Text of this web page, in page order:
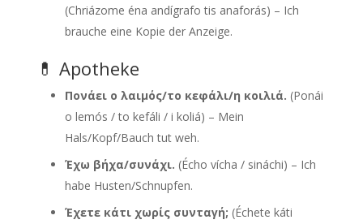
(Chriázome éna andígrafo tis anaforás) – Ich
brauche eine Kopie der Anzeige.
💊 Apotheke
Πονάει ο λαιμός/το κεφάλι/η κοιλιά. (Ponái
o lemós / to kefáli / i koliá) – Mein
Hals/Kopf/Bauch tut weh.
Έχω βήχα/συνάχι. (Écho vícha / sináchi) – Ich
habe Husten/Schnupfen.
Έχετε κάτι χωρίς συνταγή; (Échete káti